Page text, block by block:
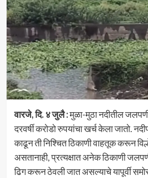
वारजे, दि. ४ जुलै :मुळा-मुठा नदीतील
दरवर्षी करोडो रुपयांचा खर्च केला जातो.
काढून ती निश्चित ठिकाणी वाहतूक करून
असतानाही, प्रत्यक्षात अनेक ठिकाणी
ढिग करून ठेवली जात असल्याचे यापूर्वी